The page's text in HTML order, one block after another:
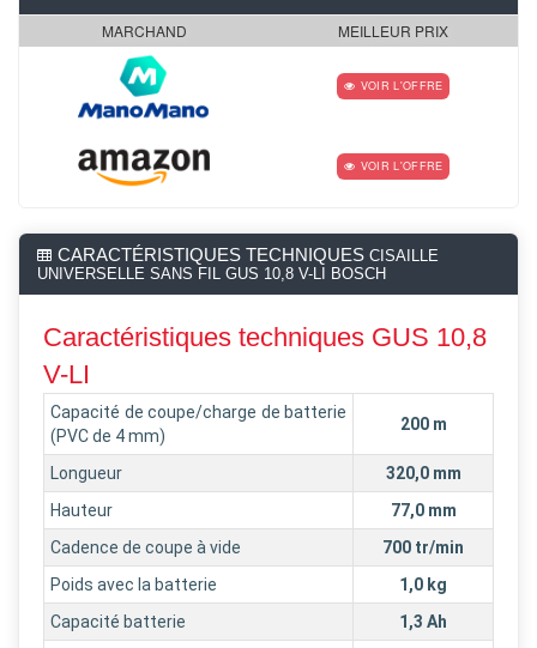
MARCHAND MEILLEUR PRIX
VOIR L'OFFRE
VOIR L'OFFRE
CARACTÉRISTIQUES TECHNIQUES CISAILLE
UNIVERSELLE SANS FIL GUS 10,8 V-LI BOSCH
Caractéristiques techniques GUS 10,8
V-LI
Capacité de coupe/charge de batterie
(PVC de 4 mm)
200 m
Longueur
320,0 mm
Hauteur
77,0 mm
Cadence de coupe à vide
700 tr/min
Poids avec la batterie
1,0 kg
Capacité batterie
1,3 Ah